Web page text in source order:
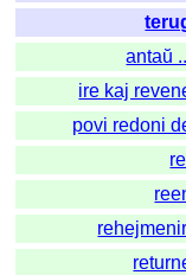
antaŭ
ire kaj
povi redoni